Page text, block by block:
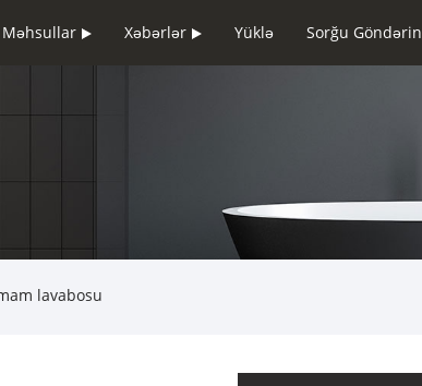
Məhsullar Xəbərlər Yüklə Sorğu Göndərin
lavabosu